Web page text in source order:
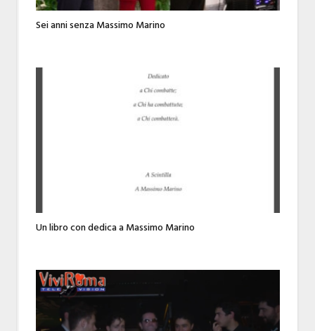
Sei anni senza Massimo Marino
Un libro con dedica a Massimo Marino